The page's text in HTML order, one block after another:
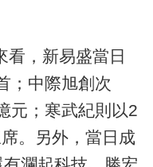
，新易盛當日
；中際旭創次
元；寒武紀則以2
。另外，當日成